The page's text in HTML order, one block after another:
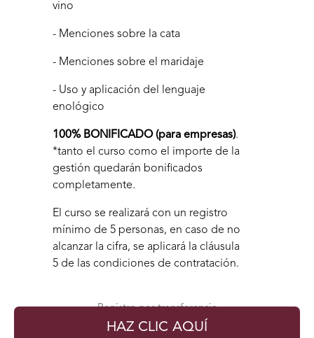
vino
- Menciones sobre la cata
- Menciones sobre el maridaje
- Uso y aplicación del lenguaje
enológico
100% BONIFICADO (para empresas).
*tanto el curso como el importe de la
gestión quedarán bonificados
completamente.
El curso se realizará con un registro
mínimo de 5 personas, en caso de no
alcanzar la cifra, se aplicará la cláusula
5 de las condiciones de contratación.
Registro por transferencia
HAZ CLIC AQUÍ